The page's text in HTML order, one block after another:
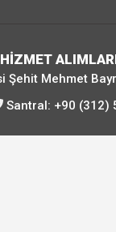
Mehmet
Santral: +90 (312)